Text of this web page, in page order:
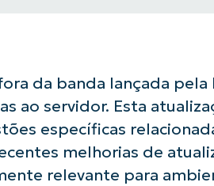
da banda lançada
ao servidor. Esta
específicas
melhorias de
relevante para